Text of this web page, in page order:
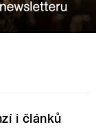
i článků